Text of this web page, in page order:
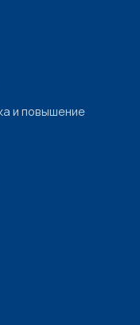
и повышение